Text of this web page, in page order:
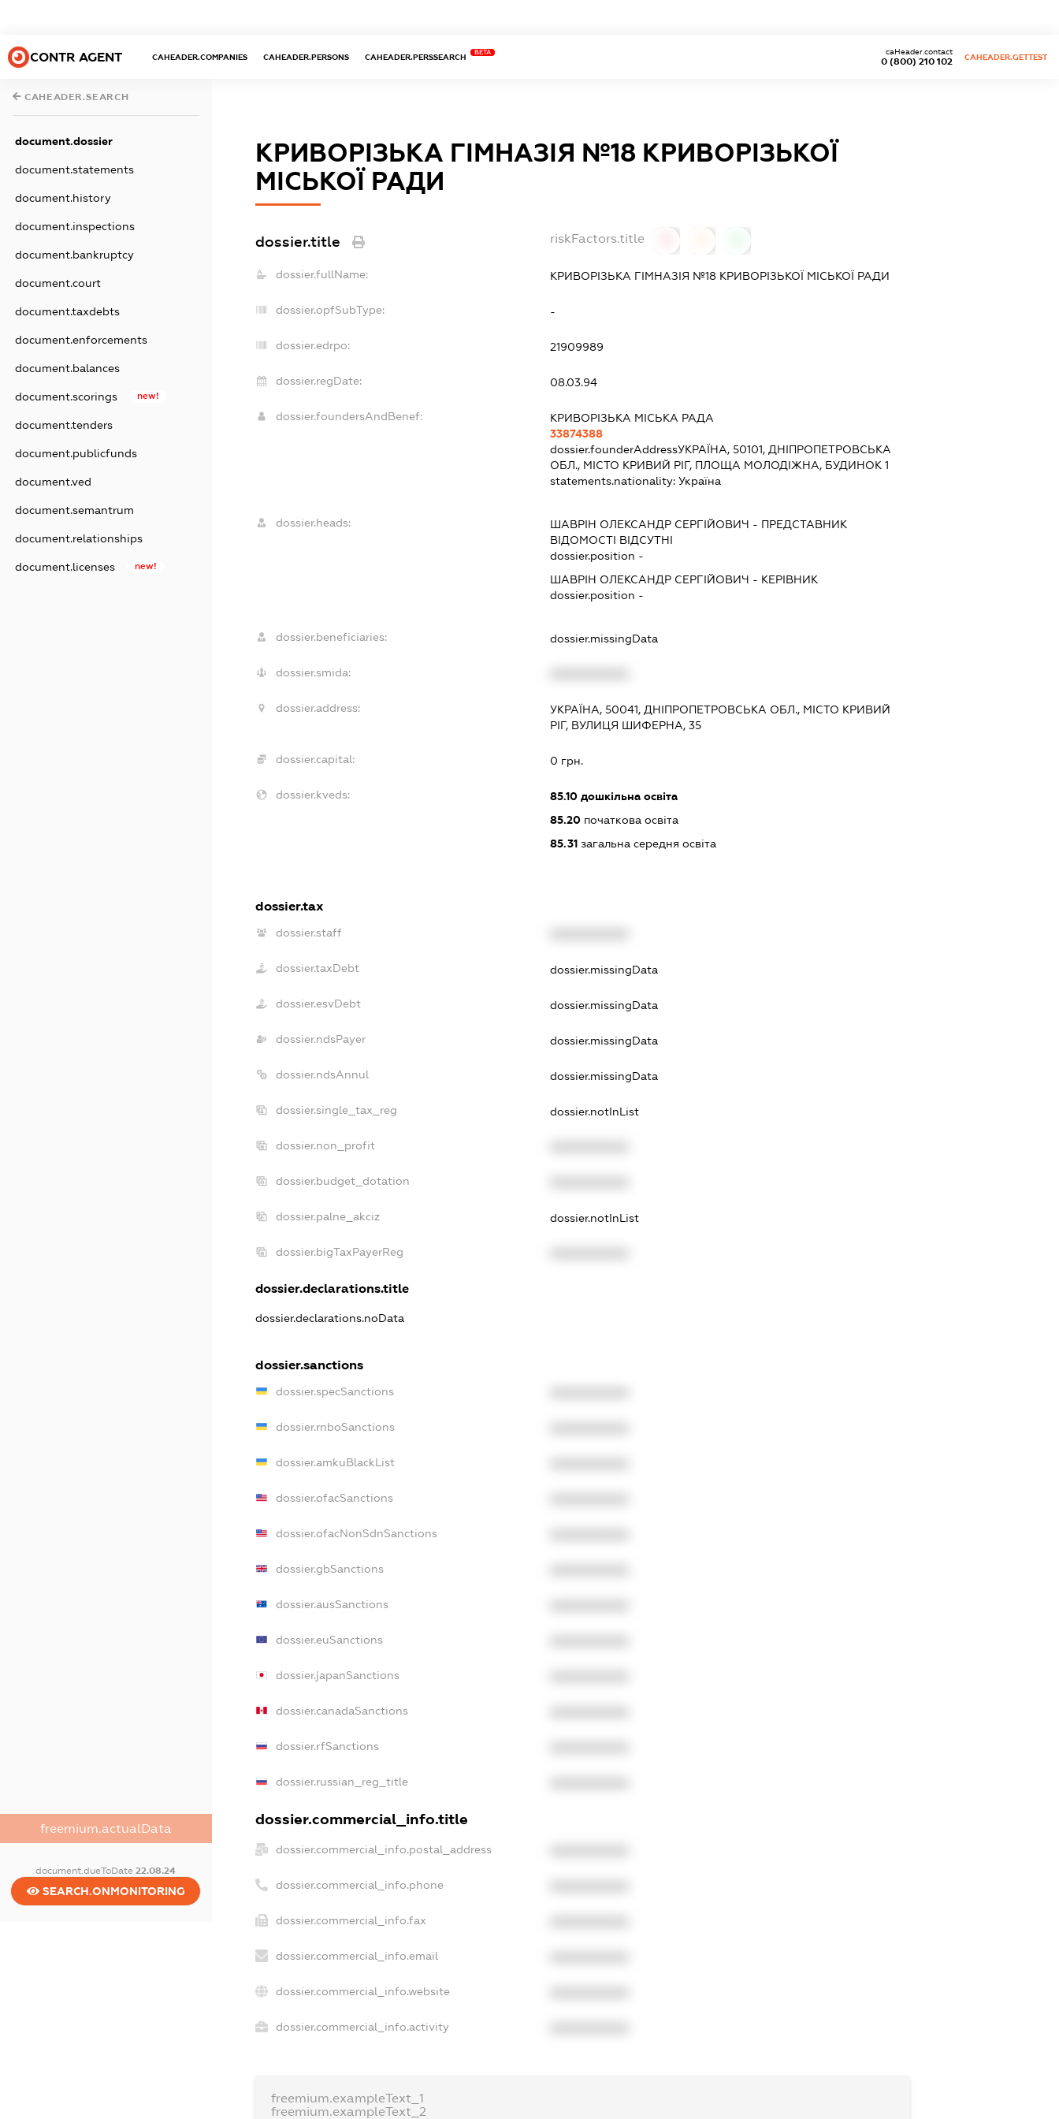
CONTR AGENT CAHEADER.COMPANIES CAHEADER.PERSONS CAHEADER.PERSSEARCH
BETA
0 (800) 210 102
caHeader.contact
CAHEADER.GETTEST
CAHEADER.SEARCH
document.dossier
document.statements
document.history
document.inspections
document.bankruptcy
document.court
document.taxdebts
document.enforcements
document.balances
document.scorings new!
document.tenders
document.publicfunds
document.ved
document.semantrum
document.relationships
document.licenses new!
freemium.actualData
document.dueToDate22.08.24
SEARCH.ONMONITORING
КРИВОРІЗЬКА ГІМНАЗІЯ №18 КРИВОРІЗЬКОЇ
МІСЬКОЇ РАДИ
dossier.title riskFactors.title
dossier.fullName: КРИВОРІЗЬКА ГІМНАЗІЯ №18 КРИВОРІЗЬКОЇ МІСЬКОЇ РАДИ
dossier.opfSubType: -
dossier.edrpo: 21909989
dossier.regDate: 08.03.94
dossier.foundersAndBenef:
КРИВОРІЗЬКА МІСЬКА РАДА
33874388
dossier.founderAddressУКРАЇНА, 50101, ДНІПРОПЕТРОВСЬКА
ОБЛ., МІСТО КРИВИЙ РІГ, ПЛОЩА МОЛОДІЖНА, БУДИНОК 1
statements.nationality: Україна
dossier.heads: ШАВРІН ОЛЕКСАНДР СЕРГІЙОВИЧ - ПРЕДСТАВНИК
ВІДОМОСТІ ВІДСУТНІ
dossier.position -
ШАВРІН ОЛЕКСАНДР СЕРГІЙОВИЧ - КЕРІВНИК
dossier.position -
dossier.beneficiaries: dossier.missingData
dossier.smida:
dossier.address:
УКРАЇНА, 50041, ДНІПРОПЕТРОВСЬКА ОБЛ., МІСТО КРИВИЙ
РІГ, ВУЛИЦЯ ШИФЕРНА, 35
dossier.capital: 0 грн.
dossier.kveds: 85.10дошкільна освіта
85.20початкова освіта
85.31загальна середня освіта
dossier.tax
dossier.staff
dossier.taxDebt dossier.missingData
dossier.esvDebt dossier.missingData
dossier.ndsPayer dossier.missingData
dossier.ndsAnnul dossier.missingData
dossier.single_tax_reg dossier.notInList
dossier.non_profit
dossier.budget_dotation
dossier.palne_akciz dossier.notInList
dossier.bigTaxPayerReg
dossier.declarations.title
dossier.declarations.noData
dossier.sanctions
dossier.specSanctions
dossier.rnboSanctions
dossier.amkuBlackList
dossier.ofacSanctions
dossier.ofacNonSdnSanctions
dossier.gbSanctions
dossier.ausSanctions
dossier.euSanctions
dossier.japanSanctions
dossier.canadaSanctions
dossier.rfSanctions
dossier.russian_reg_title
dossier.commercial_info.title
dossier.commercial_info.postal_address
dossier.commercial_info.phone
dossier.commercial_info.fax
dossier.commercial_info.email
dossier.commercial_info.website
dossier.commercial_info.activity
freemium.exampleText_1
freemium.exampleText_2